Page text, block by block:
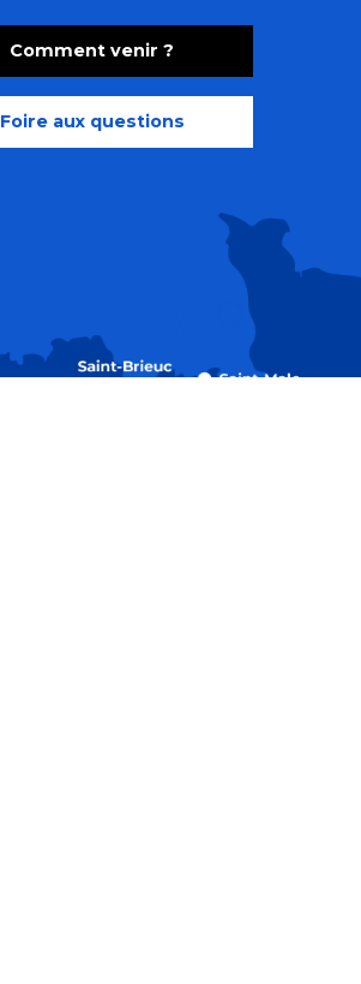
Recherche
Comment venir ?
Foire aux questions